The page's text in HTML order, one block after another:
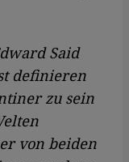
Said
definieren
zu sein
von beiden